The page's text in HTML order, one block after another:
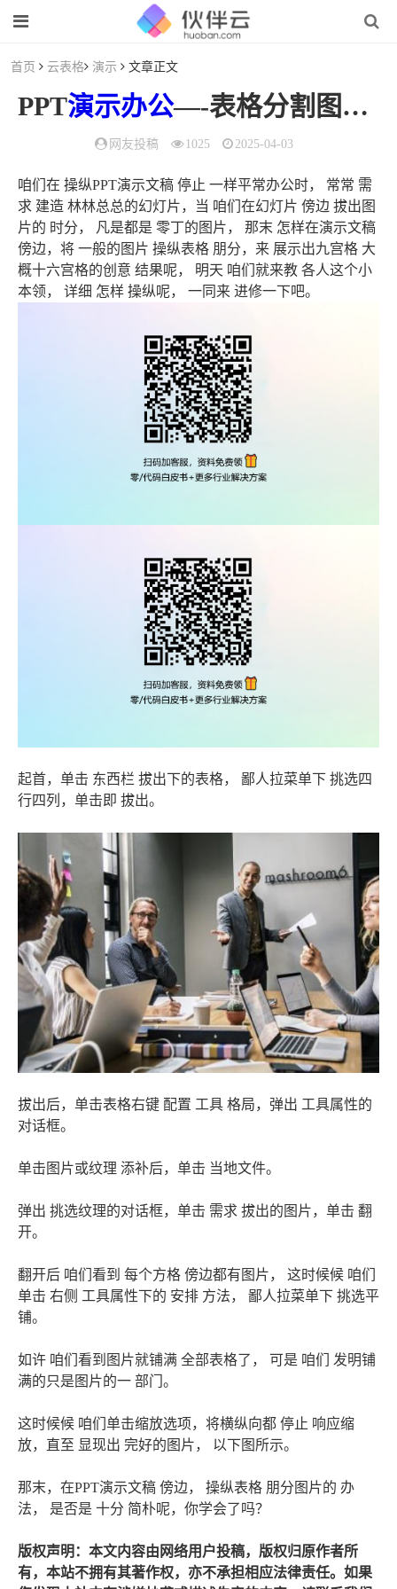
首页 云表格 演示 文章正文
PPT演示办公—-表格分割图片展现（ppt用表格拆分图片）
网友投稿 1025 2025-04-03
咱们在 操纵PPT演示文稿 停止 一样平常办公时， 常常 需
求 建造 林林总总的幻灯片，当 咱们在幻灯片 傍边 拔出图
片的 时分， 凡是都是 零丁的图片， 那末 怎样在演示文稿
傍边，将 一般的图片 操纵表格 朋分，来 展示出九宫格 大
概十六宫格的创意 结果呢， 明天 咱们就来教 各人这个小
本领， 详细 怎样 操纵呢， 一同来 进修一下吧。
起首，单击 东西栏 拔出下的表格， 鄙人拉菜单下 挑选四
行四列，单击即 拔出。
拔出后，单击表格右键 配置 工具 格局，弹出 工具属性的
对话框。
单击图片或纹理 添补后，单击 当地文件。
弹出 挑选纹理的对话框，单击 需求 拔出的图片，单击 翻
开。
翻开后 咱们看到 每个方格 傍边都有图片， 这时候候 咱们
单击 右侧 工具属性下的 安排 方法， 鄙人拉菜单下 挑选平
铺。
如许 咱们看到图片就铺满 全部表格了， 可是 咱们 发明铺
满的只是图片的一 部门。
这时候候 咱们单击缩放选项，将横纵向都 停止 响应缩
放，直至 显现出 完好的图片， 以下图所示。
那末，在PPT演示文稿 傍边， 操纵表格 朋分图片的 办
法， 是否是 十分 简朴呢，你学会了吗？
版权声明：本文内容由网络用户投稿，版权归原作者所
有，本站不拥有其著作权，亦不承担相应法律责任。如果